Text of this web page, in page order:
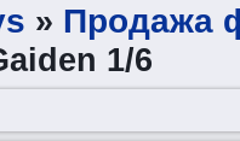
» Продажа
1/6